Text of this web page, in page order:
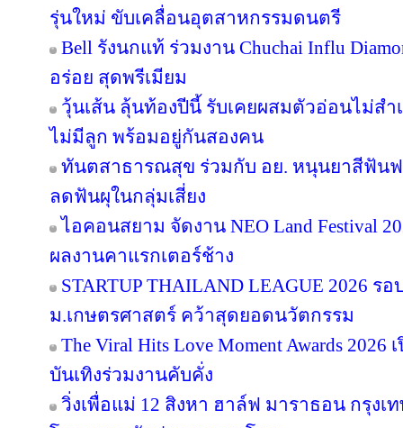
รุ่นใหม่ ขับเคลื่อนอุตสาหกรรมดนตรี
Bell รังนกแท้ ร่วมงาน Chuchai Influ
อร่อย สุดพรีเมียม
วุ้นเส้น ลุ้นท้องปีนี้ รับเคยผสมตัวอ่อนไม่สำ
ไม่มีลูก พร้อมอยู่กันสองคน
ทันตสาธารณสุข ร่วมกับ อย. หนุนยาสีฟันฟ
ลดฟันผุในกลุ่มเสี่ยง
ไอคอนสยาม จัดงาน NEO Land Festival
ผลงานคาแรกเตอร์ช้าง
STARTUP THAILAND LEAGUE 2026 ร
ม.เกษตรศาสตร์ คว้าสุดยอดนวัตกรรม
The Viral Hits Love Moment Awards
บันเทิงร่วมงานคับคั่ง
วิ่งเพื่อแม่ 12 สิงหา ฮาล์ฟ มาราธอน กรุงเ